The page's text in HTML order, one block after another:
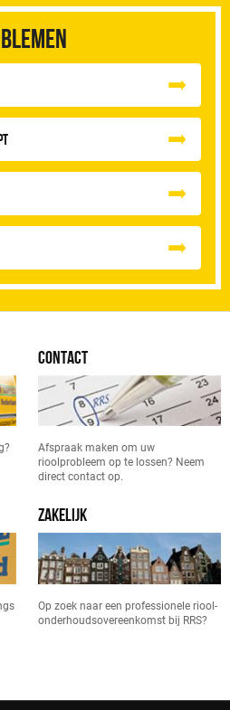
CONTACT
Afspraak maken om uw
rioolprobleem op te lossen? Neem
direct contact op.
ZAKELIJK
Op zoek naar een professionele riool-
onderhoudsovereenkomst bij RRS?